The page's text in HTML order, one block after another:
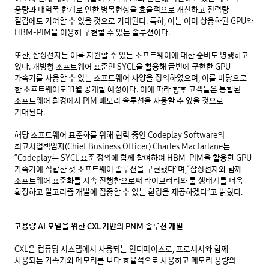
용량과 대역폭 한계로 인한 병목현상을 효율적으로 개선하고 전력량
절감에도 기여할 수 있을 것으로 기대된다. 특히, 이는 이미 상용화된 GPU와
HBM-PIM을 이용해 구현할 수 있는 솔루션이다.
또한, 삼성전자는 이를 지원할 수 있는 소프트웨어에 대한 준비도 병행하고
있다. 개방형 소프트웨어 표준인 SYCL을 활용해 금번에 구현한 GPU
가속기를 사용할 수 있는 소프트웨어 사양을 정의하였으며, 이를 바탕으로
한 소프트웨어도 11월 공개할 예정이다. 이에 따라 향후 고객들은 통합된
소프트웨어 환경에서 PIM 메모리 솔루션을 사용할 수 있을 것으로
기대된다.
해당 소프트웨어 표준화를 위해 협력 중인 Codeplay Software의
최고사업책임자(Chief Business Officer) Charles Macfarlane는
“Codeplay는 SYCL 표준 정의에 함께 참여하여 HBM-PIM을 활용한 GPU
가속기에 적합한 첫 소프트웨어 솔루션을 구현했다”며,“삼성전자와 함께
소프트웨어 표준화를 지속 진행함으로써 라이브러리와 툴 생태계를 더욱
확장하고 알고리즘 개발에 집중할 수 있는 환경을 제공하겠다”고 밝혔다.
고용량 AI 모델을 위한 CXL 기반의 PNM 솔루션 개발
CXL은 컴퓨팅 시스템에서 사용되는 인터페이스로, 프로세서와 함께
사용되는 가속기와 메모리를 보다 효율적으로 사용하고 메모리 용량의